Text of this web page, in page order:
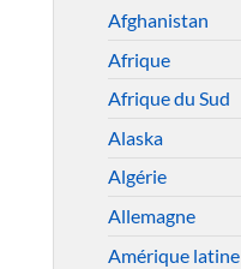
Afghanistan
Afrique
Afrique du Sud
Alaska
Algérie
Allemagne
Amérique latine